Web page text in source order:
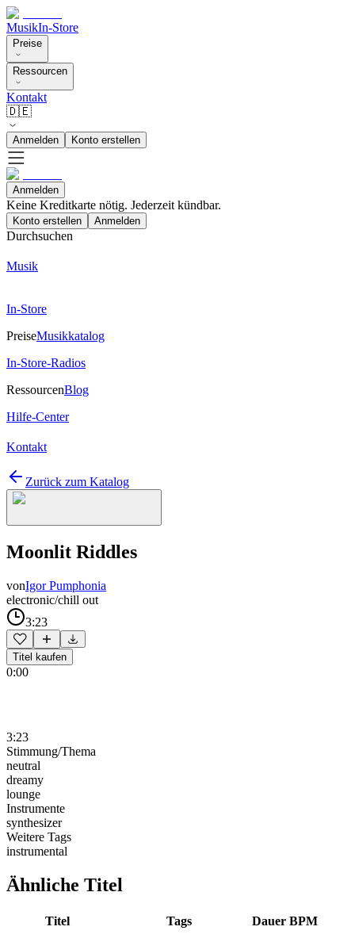
MusikIn-Store
Preise
Ressourcen
Kontakt
🇩🇪
Anmelden Konto erstellen
Anmelden
Keine Kreditkarte nötig. Jederzeit kündbar.
Konto erstellen Anmelden
Durchsuchen
Musik
In-Store
PreiseMusikkatalog
In-Store-Radios
RessourcenBlog
Hilfe-Center
Kontakt
Zurück zum Katalog
Moonlit Riddles
vonIgor Pumphonia
electronic/chill out
3:23
Titel kaufen
0:00
3:23
Stimmung/Thema
neutral
dreamy
lounge
Instrumente
synthesizer
Weitere Tags
instrumental
Ähnliche Titel
Titel Tags Dauer BPM